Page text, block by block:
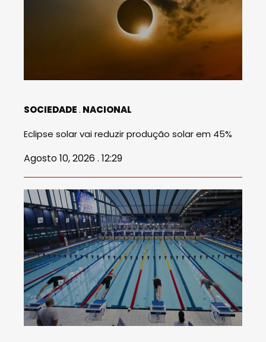
SOCIEDADE NACIONAL
Eclipse solar vai reduzir produção solar em 45%
Agosto 10, 2026 . 12:29